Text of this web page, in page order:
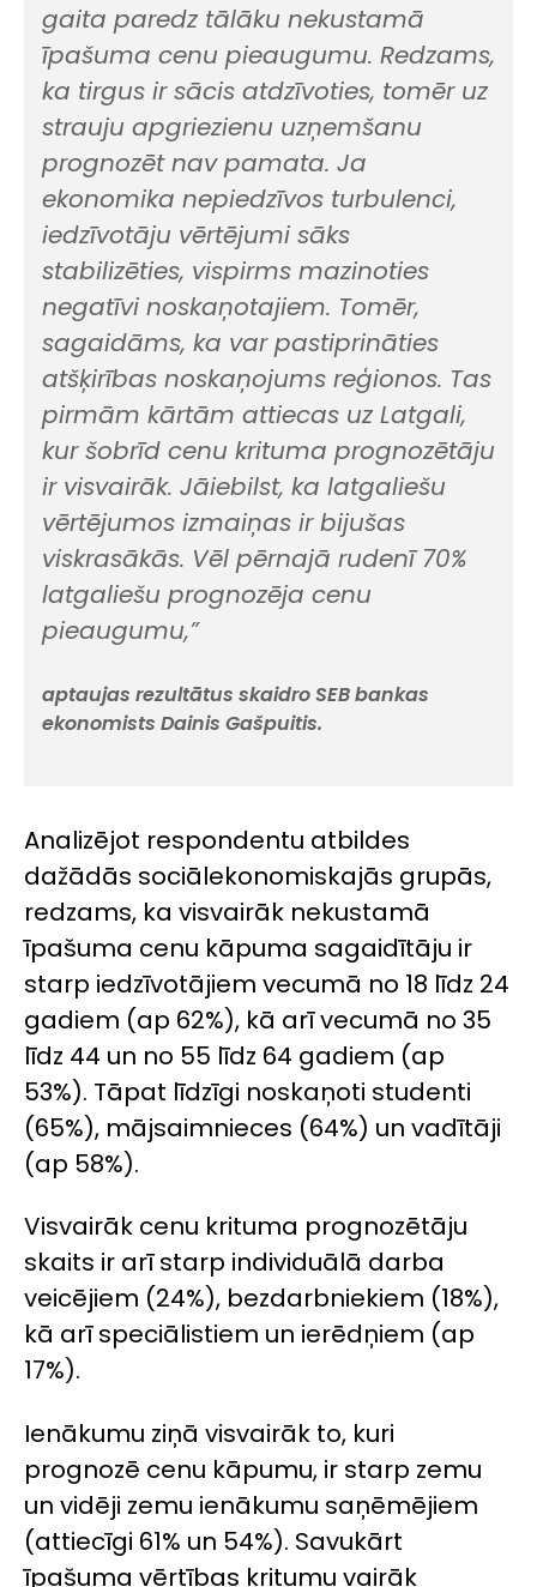
gaita paredz tālāku nekustamā
īpašuma cenu pieaugumu. Redzams,
ka tirgus ir sācis atdzīvoties, tomēr uz
strauju apgriezienu uzņemšanu
prognozēt nav pamata. Ja
ekonomika nepiedzīvos turbulenci,
iedzīvotāju vērtējumi sāks
stabilizēties, vispirms mazinoties
negatīvi noskaņotajiem. Tomēr,
sagaidāms, ka var pastiprināties
atšķirības noskaņojums reģionos. Tas
pirmām kārtām attiecas uz Latgali,
kur šobrīd cenu krituma prognozētāju
ir visvairāk. Jāiebilst, ka latgaliešu
vērtējumos izmaiņas ir bijušas
viskrasākās. Vēl pērnajā rudenī 70%
latgaliešu prognozēja cenu
pieaugumu,”
aptaujas rezultātus skaidro SEB bankas
ekonomists Dainis Gašpuitis.
Analizējot respondentu atbildes
dažādās sociālekonomiskajās grupās,
redzams, ka visvairāk nekustamā
īpašuma cenu kāpuma sagaidītāju ir
starp iedzīvotājiem vecumā no 18 līdz 24
gadiem (ap 62%), kā arī vecumā no 35
līdz 44 un no 55 līdz 64 gadiem (ap
53%). Tāpat līdzīgi noskaņoti studenti
(65%), mājsaimnieces (64%) un vadītāji
(ap 58%).
Visvairāk cenu krituma prognozētāju
skaits ir arī starp individuālā darba
veicējiem (24%), bezdarbniekiem (18%),
kā arī speciālistiem un ierēdņiem (ap
17%).
Ienākumu ziņā visvairāk to, kuri
prognozē cenu kāpumu, ir starp zemu
un vidēji zemu ienākumu saņēmējiem
(attiecīgi 61% un 54%). Savukārt
īpašuma vērtības kritumu vairāk